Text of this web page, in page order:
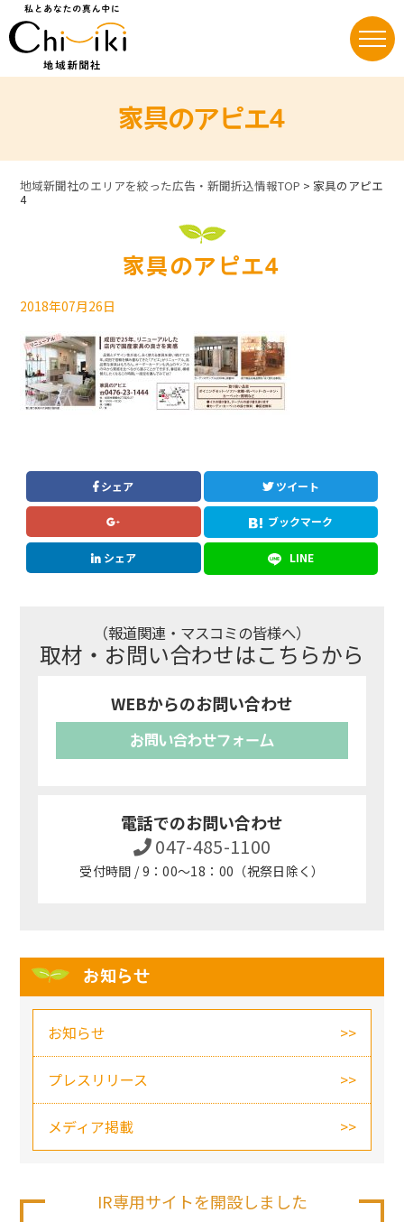
家具のアピエ4
地域新聞社のエリアを絞った広告・新聞折込情報TOP > 家具のアピエ
4
家具のアピエ4
2018年07月26日
シェア ツイート
ブックマーク
シェア LINE
（報道関連・マスコミの皆様へ）
取材・お問い合わせはこちらから
WEBからのお問い合わせ
お問い合わせフォーム
電話でのお問い合わせ
047-485-1100
受付時間 / 9：00～18：00（祝祭日除く）
お知らせ
お知らせ
プレスリリース
メディア掲載
IR専用サイトを開設しました